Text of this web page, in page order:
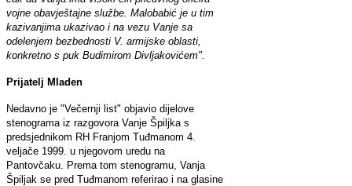
vojne obavještajne službe. Malobabić je u tim
kazivanjima ukazivao i na vezu Vanje sa
odelenjem bezbednosti V. armijske oblasti,
konkretno s puk Budimirom Divljakovićem".
Prijatelj Mladen
Nedavno je "Večernji list" objavio dijelove
stenograma iz razgovora Vanje Špiljka s
predsjednikom RH Franjom Tuđmanom 4.
veljače 1999. u njegovom uredu na
Pantovčaku. Prema tom stenogramu, Vanja
Špiljak se pred Tuđmanom referirao i na glasine